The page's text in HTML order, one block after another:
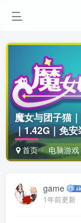
魔女与团子猫
｜1.42G｜免安
首页 电脑游戏
game
1年前更新